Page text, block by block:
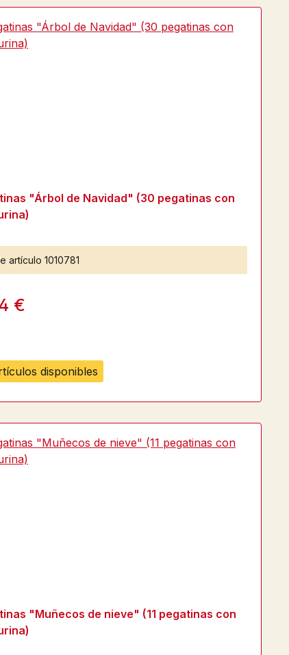
disponibles
"Árbol de Navidad" (30 pegatinas con
artículo 1010781
€
"Muñecos de nieve" (11 pegatinas con